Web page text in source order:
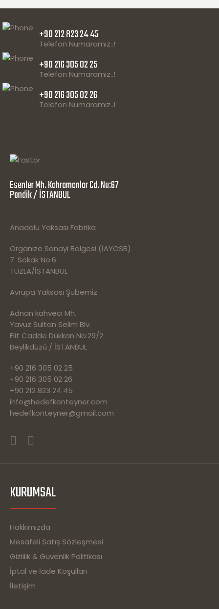
+90 212 823 24 45
Telefon Numaramız..!
+90 216 305 02 25
Telefon Numaramız..!
+90 216 305 02 26
Telefon Numaramız..!
Esenler Mh. Kahramanlar Cd. No:67
Pendik / İSTANBUL
Anadolu Yaksası Fabrika
Organize Sanayi Bölgesi (İAYOSB)
7. Sokak No:6
TUZLA/İSTANBUL
Avrupa Yaksası Şubemiz
Adnan kahveci Mh.
Yavuz Sultan Selim Blv.
Elit Cadde Dükkan No:29/2
Beylikdüzü / İSTANBUL
+90 216 305 02 25
+90 216 305 02 26
+90 212 823 24 45
info@hedefkonteyner.com
hedefkonteyner@gmail.com
KURUMSAL
Hakkımızda
Mesafeli Satış Sözleşmesi
Gizlilik & Güvenlik Politikası
İptal ve İade Koşulları
İletişim